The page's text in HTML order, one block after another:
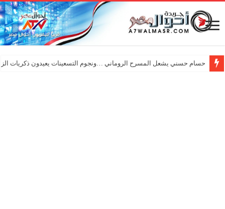
حسام حسني يشعل المسرح الروماني …ونجوم التسعينات يعيدون ذكريات